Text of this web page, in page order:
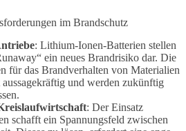
im Brandschutz
: Lithium-Ionen-Batterien stellen
ein neues Brandrisiko dar. Die
für das Brandverhalten von Materialien
und werden zukünftig
: Der Einsatz
schafft ein Spannungsfeld zwischen